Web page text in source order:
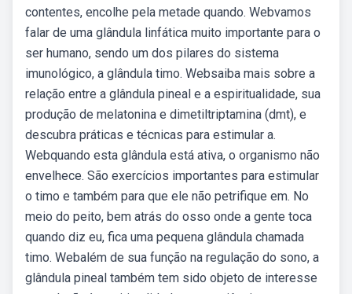
contentes, encolhe pela metade quando. Webvamos
falar de uma glândula linfática muito importante para o
ser humano, sendo um dos pilares do sistema
imunológico, a glândula timo. Websaiba mais sobre a
relação entre a glândula pineal e a espiritualidade, sua
produção de melatonina e dimetiltriptamina (dmt), e
descubra práticas e técnicas para estimular a.
Webquando esta glândula está ativa, o organismo não
envelhece. São exercícios importantes para estimular
o timo e também para que ele não petrifique em. No
meio do peito, bem atrás do osso onde a gente toca
quando diz eu, fica uma pequena glândula chamada
timo. Webalém de sua função na regulação do sono, a
glândula pineal também tem sido objeto de interesse